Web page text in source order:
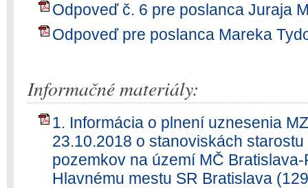
Odpoveď č. 6 pre poslanca Juraja
Odpoveď pre poslanca Mareka
Informačné materiály:
1. Informácia o plnení uznesenia
23.10.2018 o stanoviskách
pozemkov na území MČ
Hlavnému mestu SR Bratislava